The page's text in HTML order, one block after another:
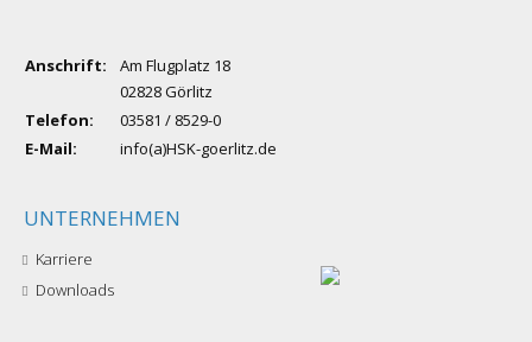
Anschrift:
Am Flugplatz 18
02828 Görlitz
Telefon:
03581 / 8529-0
E-Mail:
info(a)HSK-goerlitz.de
UNTERNEHMEN
Karriere
Downloads